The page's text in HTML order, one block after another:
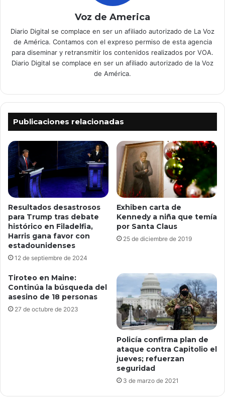
Voz de America
Diario Digital se complace en ser un afiliado autorizado de La Voz
de América. Contamos con el expreso permiso de esta agencia
para diseminar y retransmitir los contenidos realizados por VOA.
Diario Digital se complace en ser un afiliado autorizado de la Voz
de América.
Publicaciones relacionadas
Resultados desastrosos
para Trump tras debate
histórico en Filadelfia,
Harris gana favor con
estadounidenses
12 de septiembre de 2024
Exhiben carta de
Kennedy a niña que temía
por Santa Claus
25 de diciembre de 2019
Tiroteo en Maine:
Continúa la búsqueda del
asesino de 18 personas
27 de octubre de 2023
Policía confirma plan de
ataque contra Capitolio el
jueves; refuerzan
seguridad
3 de marzo de 2021